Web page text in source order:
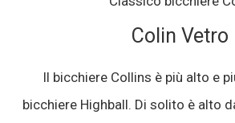
Colin Vetro
Il bicchiere Collins è più alto e
bicchiere Highball. Di solito è alto